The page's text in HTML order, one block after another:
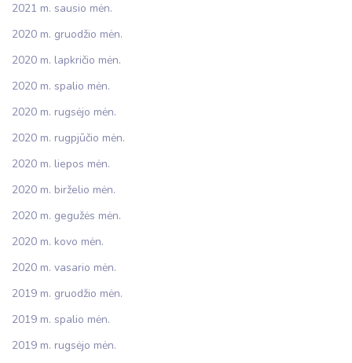
2021 m. sausio mėn.
2020 m. gruodžio mėn.
2020 m. lapkričio mėn.
2020 m. spalio mėn.
2020 m. rugsėjo mėn.
2020 m. rugpjūčio mėn.
2020 m. liepos mėn.
2020 m. birželio mėn.
2020 m. gegužės mėn.
2020 m. kovo mėn.
2020 m. vasario mėn.
2019 m. gruodžio mėn.
2019 m. spalio mėn.
2019 m. rugsėjo mėn.